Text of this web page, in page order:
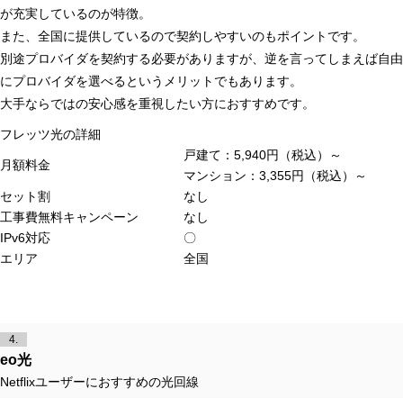
が充実しているのが特徴。
また、全国に提供しているので契約しやすいのもポイントです。
別途プロバイダを契約する必要がありますが、逆を言ってしまえば自由
にプロバイダを選べるというメリットでもあります。
大手ならではの安心感を重視したい方におすすめです。
フレッツ光の詳細
月額料金
戸建て：5,940円（税込）～
マンション：3,355円（税込）～
セット割
なし
工事費無料キャンペーン
なし
IPv6対応
〇
エリア
全国
4.
eo光
Netflixユーザーにおすすめの光回線